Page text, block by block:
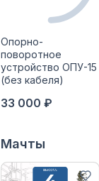
Опорно-
поворотное
устройство ОПУ-15
(без кабеля)
33 000 ₽
Мачты